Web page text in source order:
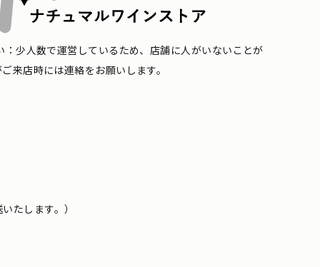
少人数で運営しているため、店舗に人がいないことが
来店時には連絡をお願いします。
たします。）